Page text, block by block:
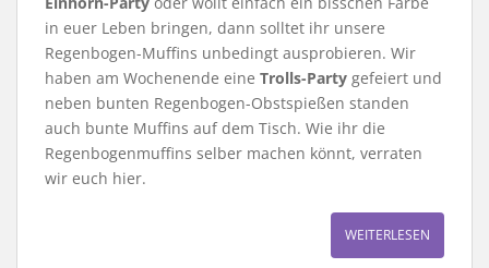
in euer Leben bringen, dann solltet ihr unsere
Regenbogen-Muffins unbedingt ausprobieren. Wir
haben am Wochenende eine Trolls-Party gefeiert und
neben bunten Regenbogen-Obstspießen standen
auch bunte Muffins auf dem Tisch. Wie ihr die
Regenbogenmuffins selber machen könnt, verraten
wir euch hier.
WEITERLESEN